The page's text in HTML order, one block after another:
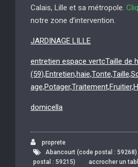
Calais, Lille et sa métropole.
notre zone d’intervention.
JARDINAGE LILLE
entretien espace vertcTaille de
domicella
proprete
Abancourt (code postal : 59268)
postal : 59215)
, accrocher un